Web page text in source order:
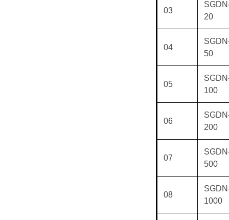
03
20
04
50
05
100
06
200
07
500
08
1000